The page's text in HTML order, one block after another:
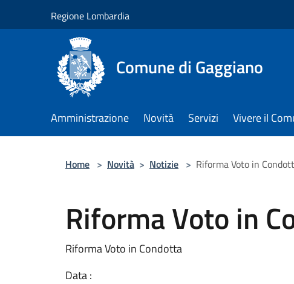
Regione Lombardia
Comune di Gaggiano
Amministrazione Novità Servizi Vivere il
Home > Novità > Notizie > Riforma Voto in
Riforma Voto in
Riforma Voto in Condotta
Data :